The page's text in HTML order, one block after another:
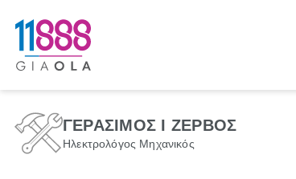
ΓΕΡΑΣΙΜΟΣ Ι ΖΕΡΒΟΣ
Ηλεκτρολόγος Μηχανικός